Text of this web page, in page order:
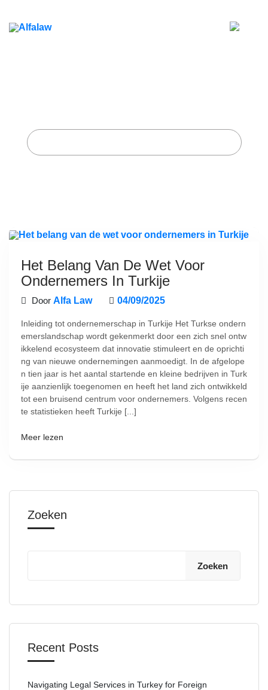
Het Belang Van De Wet Voor
Ondernemers In Turkije
Door Alfa Law 04/09/2025
Inleiding tot ondernemerschap in Turkije Het Turkse ondern
emerslandschap wordt gekenmerkt door een zich snel ontw
ikkelend ecosysteem dat innovatie stimuleert en de oprichti
ng van nieuwe ondernemingen aanmoedigt. In de afgelope
n tien jaar is het aantal startende en kleine bedrijven in Turk
ije aanzienlijk toegenomen en heeft het land zich ontwikkeld
tot een bruisend centrum voor ondernemers. Volgens recen
te statistieken heeft Turkije [...]
Meer lezen
Zoeken
Zoeken
Recent Posts
Navigating Legal Services in Turkey for Foreign